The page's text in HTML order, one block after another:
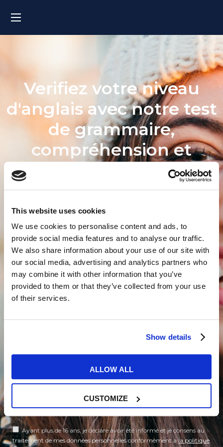
This website uses cookies
We use cookies to personalise content and ads, to
provide social media features and to analyse our traffic.
We also share information about your use of our site with
our social media, advertising and analytics partners who
may combine it with other information that you’ve
provided to them or that they’ve collected from your use
of their services.
Show details
ALLOW ALL
CUSTOMIZE
Verifiez votre niveau
d'anglais avec notre test
de grammaire,
compréhension et
Ayant plus de 16 ans, je déclare avoir été informé et je consens au
traitement de mes données personnelles conformément àla politique